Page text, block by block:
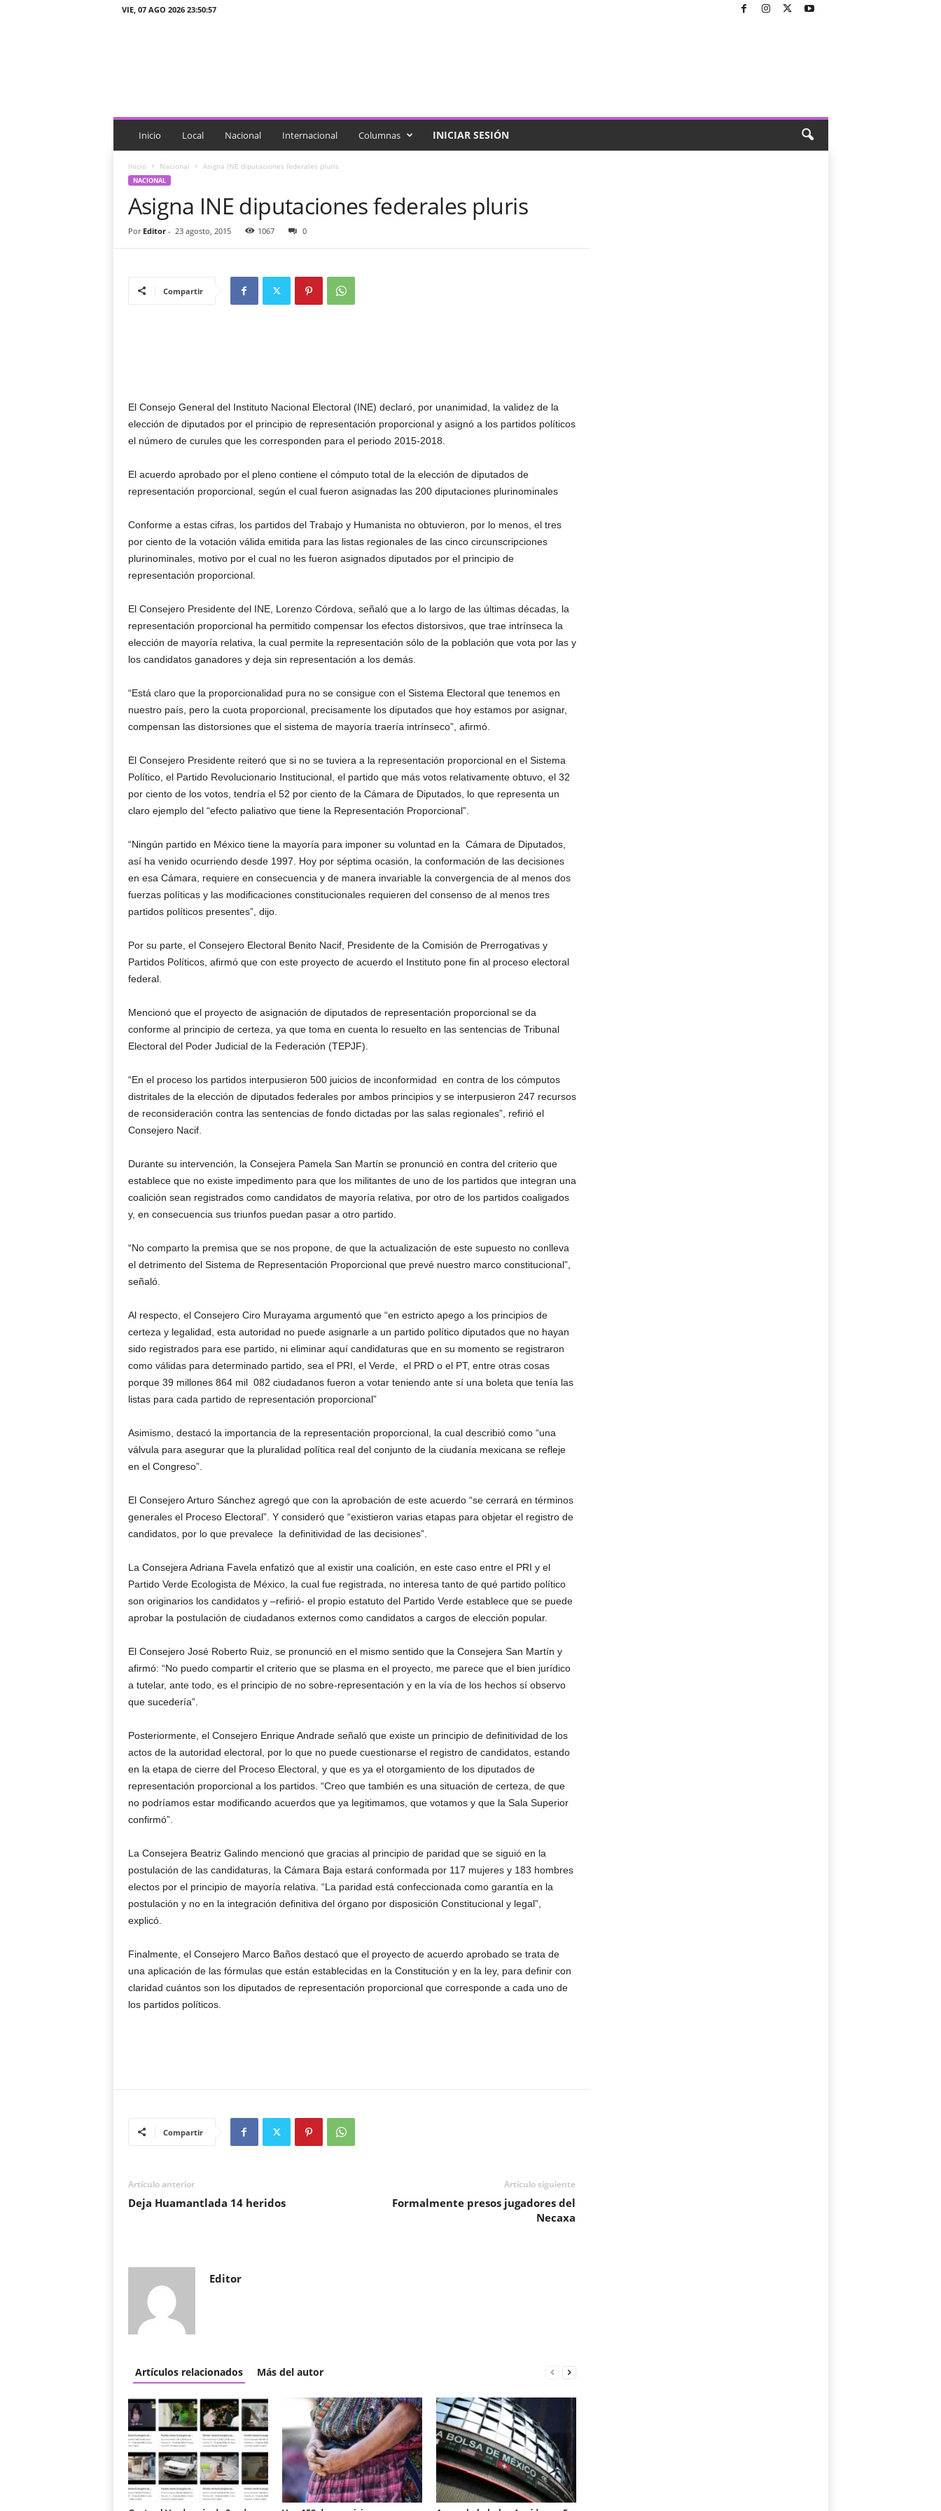
VIE, 07 AGO 2026 23:50:57
c
a
Inicio Local Nacional Internacional Columnas INICIAR SESIÓN
Inicio Nacional Asigna INE diputaciones federales pluris
NACIONAL
Asigna INE diputaciones federales pluris
Por Editor- 23 agosto, 2015 1067 0
Compartir
El Consejo General del Instituto Nacional Electoral (INE) declaró, por unanimidad, la validez de la
elección de diputados por el principio de representación proporcional y asignó a los partidos políticos
el número de curules que les corresponden para el periodo 2015-2018.
El acuerdo aprobado por el pleno contiene el cómputo total de la elección de diputados de
representación proporcional, según el cual fueron asignadas las 200 diputaciones plurinominales
Conforme a estas cifras, los partidos del Trabajo y Humanista no obtuvieron, por lo menos, el tres
por ciento de la votación válida emitida para las listas regionales de las cinco circunscripciones
plurinominales, motivo por el cual no les fueron asignados diputados por el principio de
representación proporcional.
El Consejero Presidente del INE, Lorenzo Córdova, señaló que a lo largo de las últimas décadas, la
representación proporcional ha permitido compensar los efectos distorsivos, que trae intrínseca la
elección de mayoría relativa, la cual permite la representación sólo de la población que vota por las y
los candidatos ganadores y deja sin representación a los demás.
“Está claro que la proporcionalidad pura no se consigue con el Sistema Electoral que tenemos en
nuestro país, pero la cuota proporcional, precisamente los diputados que hoy estamos por asignar,
compensan las distorsiones que el sistema de mayoría traería intrínseco”, afirmó.
El Consejero Presidente reiteró que si no se tuviera a la representación proporcional en el Sistema
Político, el Partido Revolucionario Institucional, el partido que más votos relativamente obtuvo, el 32
por ciento de los votos, tendría el 52 por ciento de la Cámara de Diputados, lo que representa un
claro ejemplo del “efecto paliativo que tiene la Representación Proporcional”.
“Ningún partido en México tiene la mayoría para imponer su voluntad en la Cámara de Diputados,
así ha venido ocurriendo desde 1997. Hoy por séptima ocasión, la conformación de las decisiones
en esa Cámara, requiere en consecuencia y de manera invariable la convergencia de al menos dos
fuerzas políticas y las modificaciones constitucionales requieren del consenso de al menos tres
partidos políticos presentes”, dijo.
Por su parte, el Consejero Electoral Benito Nacif, Presidente de la Comisión de Prerrogativas y
Partidos Políticos, afirmó que con este proyecto de acuerdo el Instituto pone fin al proceso electoral
federal.
Mencionó que el proyecto de asignación de diputados de representación proporcional se da
conforme al principio de certeza, ya que toma en cuenta lo resuelto en las sentencias de Tribunal
Electoral del Poder Judicial de la Federación (TEPJF).
“En el proceso los partidos interpusieron 500 juicios de inconformidad en contra de los cómputos
distritales de la elección de diputados federales por ambos principios y se interpusieron 247 recursos
de reconsideración contra las sentencias de fondo dictadas por las salas regionales”, refirió el
Consejero Nacif.
Durante su intervención, la Consejera Pamela San Martín se pronunció en contra del criterio que
establece que no existe impedimento para que los militantes de uno de los partidos que integran una
coalición sean registrados como candidatos de mayoría relativa, por otro de los partidos coaligados
y, en consecuencia sus triunfos puedan pasar a otro partido.
“No comparto la premisa que se nos propone, de que la actualización de este supuesto no conlleva
el detrimento del Sistema de Representación Proporcional que prevé nuestro marco constitucional”,
señaló.
Al respecto, el Consejero Ciro Murayama argumentó que “en estricto apego a los principios de
certeza y legalidad, esta autoridad no puede asignarle a un partido político diputados que no hayan
sido registrados para ese partido, ni eliminar aquí candidaturas que en su momento se registraron
como válidas para determinado partido, sea el PRI, el Verde, el PRD o el PT, entre otras cosas
porque 39 millones 864 mil 082 ciudadanos fueron a votar teniendo ante sí una boleta que tenía las
listas para cada partido de representación proporcional”
Asimismo, destacó la importancia de la representación proporcional, la cual describió como “una
válvula para asegurar que la pluralidad política real del conjunto de la ciudanía mexicana se refleje
en el Congreso”.
El Consejero Arturo Sánchez agregó que con la aprobación de este acuerdo “se cerrará en términos
generales el Proceso Electoral”. Y consideró que “existieron varias etapas para objetar el registro de
candidatos, por lo que prevalece la definitividad de las decisiones”.
La Consejera Adriana Favela enfatizó que al existir una coalición, en este caso entre el PRI y el
Partido Verde Ecologista de México, la cual fue registrada, no interesa tanto de qué partido político
son originarios los candidatos y –refirió- el propio estatuto del Partido Verde establece que se puede
aprobar la postulación de ciudadanos externos como candidatos a cargos de elección popular.
El Consejero José Roberto Ruiz, se pronunció en el mismo sentido que la Consejera San Martín y
afirmó: “No puedo compartir el criterio que se plasma en el proyecto, me parece que el bien jurídico
a tutelar, ante todo, es el principio de no sobre-representación y en la vía de los hechos sí observo
que sucedería”.
Posteriormente, el Consejero Enrique Andrade señaló que existe un principio de definitividad de los
actos de la autoridad electoral, por lo que no puede cuestionarse el registro de candidatos, estando
en la etapa de cierre del Proceso Electoral, y que es ya el otorgamiento de los diputados de
representación proporcional a los partidos. “Creo que también es una situación de certeza, de que
no podríamos estar modificando acuerdos que ya legitimamos, que votamos y que la Sala Superior
confirmó”.
La Consejera Beatriz Galindo mencionó que gracias al principio de paridad que se siguió en la
postulación de las candidaturas, la Cámara Baja estará conformada por 117 mujeres y 183 hombres
electos por el principio de mayoría relativa. “La paridad está confeccionada como garantía en la
postulación y no en la integración definitiva del órgano por disposición Constitucional y legal”,
explicó.
Finalmente, el Consejero Marco Baños destacó que el proyecto de acuerdo aprobado se trata de
una aplicación de las fórmulas que están establecidas en la Constitución y en la ley, para definir con
claridad cuántos son los diputados de representación proporcional que corresponde a cada uno de
los partidos políticos.
Compartir
Artículo anterior
Deja Huamantlada 14 heridos
Artículo siguiente
Formalmente presos jugadores del
Necaxa
Editor
Artículos relacionados Más del autor